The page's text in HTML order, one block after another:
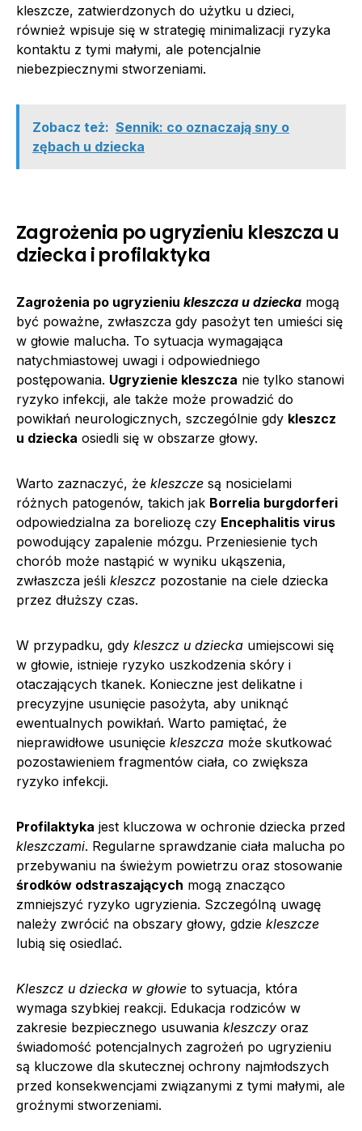
kleszcze, zatwierdzonych do użytku u dzieci,
również wpisuje się w strategię minimalizacji ryzyka
kontaktu z tymi małymi, ale potencjalnie
niebezpiecznymi stworzeniami.
Zobacz też: Sennik: co oznaczają sny o
zębach u dziecka
Zagrożenia po ugryzieniu kleszcza u
dziecka i profilaktyka
Zagrożenia po ugryzieniu kleszcza u dziecka mogą
być poważne, zwłaszcza gdy pasożyt ten umieści się
w głowie malucha. To sytuacja wymagająca
natychmiastowej uwagi i odpowiedniego
postępowania. Ugryzienie kleszcza nie tylko stanowi
ryzyko infekcji, ale także może prowadzić do
powikłań neurologicznych, szczególnie gdy kleszcz
u dziecka osiedli się w obszarze głowy.
Warto zaznaczyć, że kleszcze są nosicielami
różnych patogenów, takich jak Borrelia burgdorferi
odpowiedzialna za boreliozę czy Encephalitis virus
powodujący zapalenie mózgu. Przeniesienie tych
chorób może nastąpić w wyniku ukąszenia,
zwłaszcza jeśli kleszcz pozostanie na ciele dziecka
przez dłuższy czas.
W przypadku, gdy kleszcz u dziecka umiejscowi się
w głowie, istnieje ryzyko uszkodzenia skóry i
otaczających tkanek. Konieczne jest delikatne i
precyzyjne usunięcie pasożyta, aby uniknąć
ewentualnych powikłań. Warto pamiętać, że
nieprawidłowe usunięcie kleszcza może skutkować
pozostawieniem fragmentów ciała, co zwiększa
ryzyko infekcji.
Profilaktyka jest kluczowa w ochronie dziecka przed
kleszczami. Regularne sprawdzanie ciała malucha po
przebywaniu na świeżym powietrzu oraz stosowanie
środków odstraszających mogą znacząco
zmniejszyć ryzyko ugryzienia. Szczególną uwagę
należy zwrócić na obszary głowy, gdzie kleszcze
lubią się osiedlać.
Kleszcz u dziecka w głowie to sytuacja, która
wymaga szybkiej reakcji. Edukacja rodziców w
zakresie bezpiecznego usuwania kleszczy oraz
świadomość potencjalnych zagrożeń po ugryzieniu
są kluczowe dla skutecznej ochrony najmłodszych
przed konsekwencjami związanymi z tymi małymi, ale
groźnymi stworzeniami.